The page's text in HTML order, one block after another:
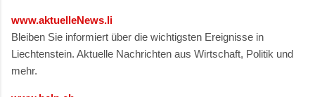
www.aktuelleNews.li
Bleiben Sie informiert über die wichtigsten Ereignisse in
Liechtenstein. Aktuelle Nachrichten aus Wirtschaft, Politik und
mehr.